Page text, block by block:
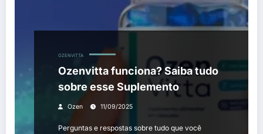
OZENVITTA
Ozenvitta funciona? Saiba tudo
sobre esse Suplemento
Ozen 11/09/2025
Perguntas e respostas sobre tudo que você